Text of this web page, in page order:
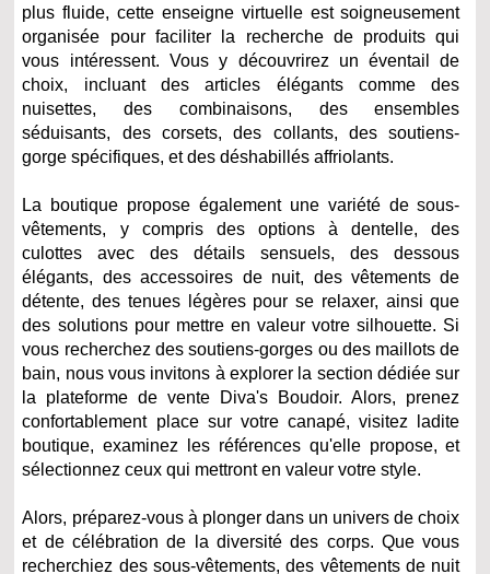
plus fluide, cette enseigne virtuelle est soigneusement
organisée pour faciliter la recherche de produits qui
vous intéressent. Vous y découvrirez un éventail de
choix, incluant des articles élégants comme des
nuisettes, des combinaisons, des ensembles
séduisants, des corsets, des collants, des soutiens-
gorge spécifiques, et des déshabillés affriolants.
La boutique propose également une variété de sous-
vêtements, y compris des options à dentelle, des
culottes avec des détails sensuels, des dessous
élégants, des accessoires de nuit, des vêtements de
détente, des tenues légères pour se relaxer, ainsi que
des solutions pour mettre en valeur votre silhouette. Si
vous recherchez des soutiens-gorges ou des maillots de
bain, nous vous invitons à explorer la section dédiée sur
la plateforme de vente Diva's Boudoir. Alors, prenez
confortablement place sur votre canapé, visitez ladite
boutique, examinez les références qu'elle propose, et
sélectionnez ceux qui mettront en valeur votre style.
Alors, préparez-vous à plonger dans un univers de choix
et de célébration de la diversité des corps. Que vous
recherchiez des sous-vêtements, des vêtements de nuit